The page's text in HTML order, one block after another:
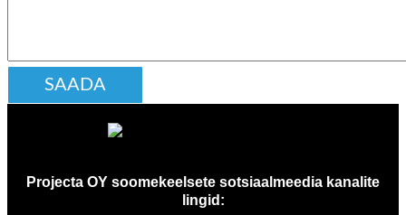
Projecta OY soomekeelsete sotsiaalmeedia kanalite
lingid: